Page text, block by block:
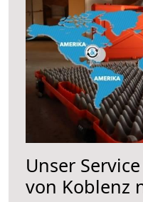
Unser
von Koblenz